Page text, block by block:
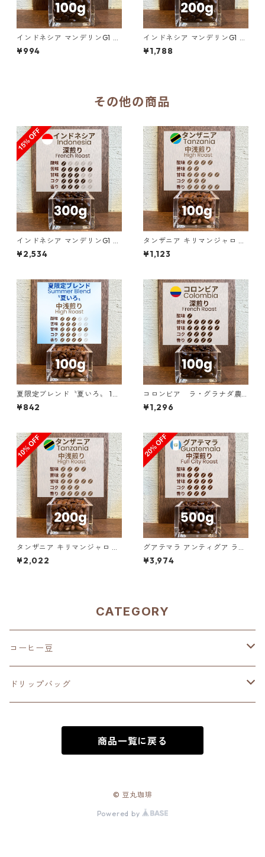
インドネシア マンデリンG1 リ
ントン ラトゥ ダブルピック 1
00g
¥994
インドネシア マンデリンG1 リ
ントン ラトゥ ダブルピック 2
00g（100g単価の10％OF
¥1,788
その他の商品
インドネシア マンデリンG1 リ
ントン ラトゥ ダブルピック 3
00g（100g単価の15％OFF）
¥2,534
タンザニア キリマンジャロ KI
BO AA ノーザン・モシ 100g
¥1,123
夏限定ブレンド〝夏いろ〟 10
0g
¥842
コロンビア ラ・グラナダ農
園 ピンクブルボン ダークベリ
ー 100g
¥1,296
タンザニア キリマンジャロ KI
BO AA ノーザン・モシ 200g
（100g単価の10%OFF）
¥2,022
グアテマラ アンティグア ラ
ス・ヌベス農園 レッドブルボ
ン100％／500g（100g単価
¥3,974
CATEGORY
コーヒー豆
深煎り（French Roast）
中煎り（City Roast）
ドリップバッグ
中深煎り（Full City Roast）
商品一覧に戻る
© 豆丸珈琲
Powered by